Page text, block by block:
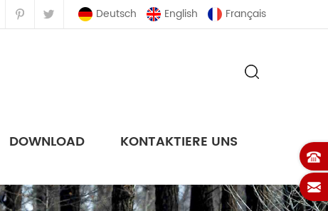
Deutsch English Français
DOWNLOAD KONTAKTIERE UNS